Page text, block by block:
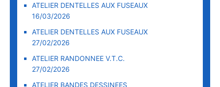
ATELIER DENTELLES AUX FUSEAUX
16/03/2026
ATELIER DENTELLES AUX FUSEAUX
27/02/2026
ATELIER RANDONNEE V.T.C.
27/02/2026
ATELIER BANDES DESSINEES